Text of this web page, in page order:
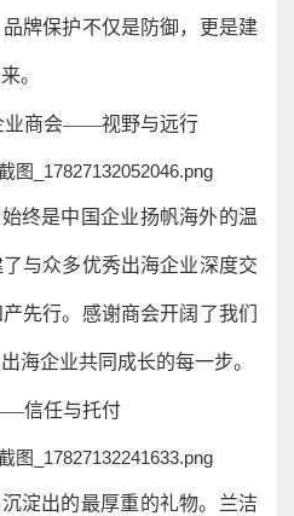
牌保护不仅是防御，更是建
。
业商会——视野与远行
终是中国企业扬帆海外的温
与众多优秀出海企业深度交
先行。感谢商会开阔了我们
海企业共同成长的每一步。
信任与托付
淀出的最厚重的礼物。兰洁